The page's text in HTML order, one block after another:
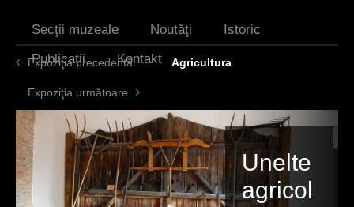
Secţii muzeale Noutăţi
Istoric
Publicaţii
Kontakt
Expoziţia precedentă Agricultura
Expoziţia următoare
Unelte
agricol